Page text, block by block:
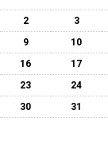
2
3
9
10
16
17
23
24
30
31